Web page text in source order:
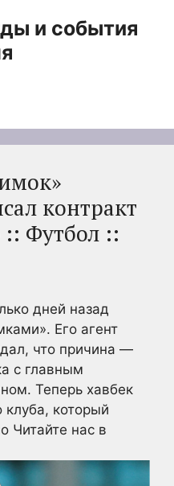
и события
контракт
Футбол ::
дней назад
Его агент
что причина —
с главным
Теперь хавбек
клуба, который
Читайте нас в